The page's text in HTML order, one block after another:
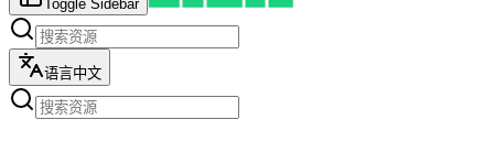
Toggle Sidebar
语言中文